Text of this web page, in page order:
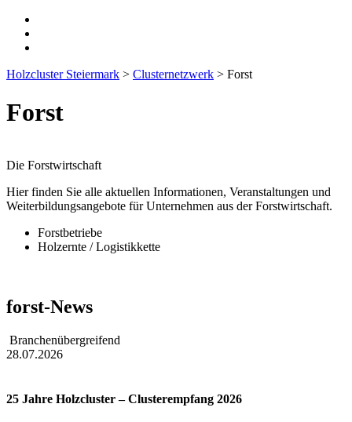
Holzcluster Steiermark > Clusternetzwerk > Forst
Forst
Die Forstwirtschaft
Hier finden Sie alle aktuellen Informationen, Veranstaltungen und
Weiterbildungsangebote für Unternehmen aus der Forstwirtschaft.
Forstbetriebe
Holzernte / Logistikkette
forst-News
Branchenübergreifend
28.07.2026
25 Jahre Holzcluster – Clusterempfang 2026